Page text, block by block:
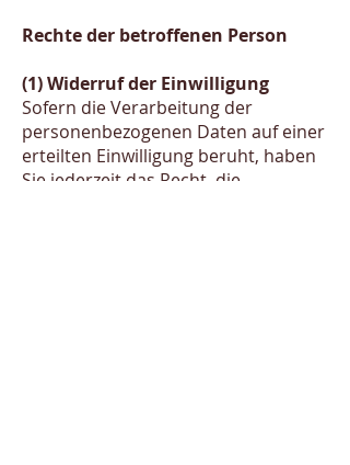
Rechte der betroffenen Person
(1) Widerruf der Einwilligung
Sofern die Verarbeitung der
personenbezogenen Daten auf einer
erteilten Einwilligung beruht, haben
Sie jederzeit das Recht, die